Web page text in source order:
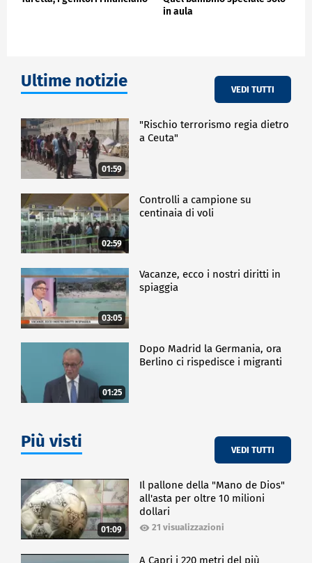
in aula
Ultime notizie VEDI TUTTI
01:59
"Rischio terrorismo regia dietro
a Ceuta"
02:59
Controlli a campione su
centinaia di voli
03:05
Vacanze, ecco i nostri diritti in
spiaggia
01:25
Dopo Madrid la Germania, ora
Berlino ci rispedisce i migranti
Più visti VEDI TUTTI
01:09
Il pallone della "Mano de Dios"
all'asta per oltre 10 milioni
dollari
21 visualizzazioni
A Capri i 220 metri del più